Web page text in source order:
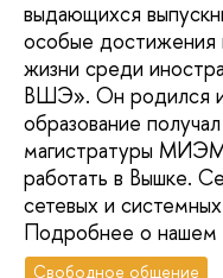
выдающихся
особые достижения
жизни среди
ВШЭ». Он родился и
образование
магистратуры
работать в Вышке.
сетевых и
Подробнее о нашем
Свободное общение